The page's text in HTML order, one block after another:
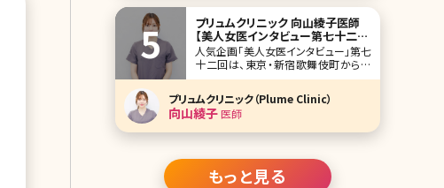
せ」なんて言葉から程遠い存在になり
たかった。思春期からずっと、ギャルに
憧れ、キャバ嬢に憧れ、キラキラした女
プリュムクリニック 向山綾子医師
【美人女医インタビュー第七十二
回】
人気企画「美人女医インタビュー」第七
十二回は、東京・新宿歌舞伎町からほ
ど近いプリュムクリニック（Plume
Clinic）で院長を務める向山綾子（むこ
うやまあやこ）先生です。 豊胸と脂肪吸
引、脂肪注入を強みとする自身のクリ
ニックを開業。スタッフ全員女性で構
え
プリュムクリニック（Plume Clinic）
向山綾子医師
もっと見る